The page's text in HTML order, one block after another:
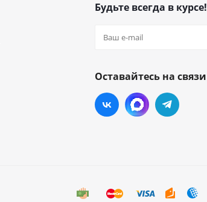
Будьте всегда в курсе!
Оставайтесь на связи